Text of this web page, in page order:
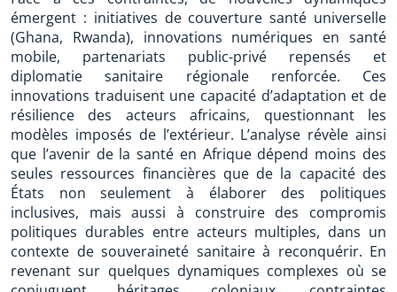
émergent : initiatives de couverture santé universelle
(Ghana, Rwanda), innovations numériques en santé
mobile, partenariats public-privé repensés et
diplomatie sanitaire régionale renforcée. Ces
innovations traduisent une capacité d’adaptation et de
résilience des acteurs africains, questionnant les
modèles imposés de l’extérieur. L’analyse révèle ainsi
que l’avenir de la santé en Afrique dépend moins des
seules ressources financières que de la capacité des
États non seulement à élaborer des politiques
inclusives, mais aussi à construire des compromis
politiques durables entre acteurs multiples, dans un
contexte de souveraineté sanitaire à reconquérir. En
revenant sur quelques dynamiques complexes où se